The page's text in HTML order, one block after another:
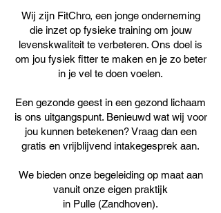
Wij zijn FitChro, een jonge onderneming
die inzet op fysieke training om jouw
levenskwaliteit te verbeteren. Ons doel is
om jou fysiek fitter te maken en je zo beter
in je vel te doen voelen.
Een gezonde geest in een gezond lichaam
is ons uitgangspunt. Benieuwd wat wij voor
jou kunnen betekenen? Vraag dan een
gratis en vrijblijvend intakegesprek aan.
We bieden onze begeleiding op maat aan
vanuit onze eigen praktijk
in Pulle (Zandhoven).